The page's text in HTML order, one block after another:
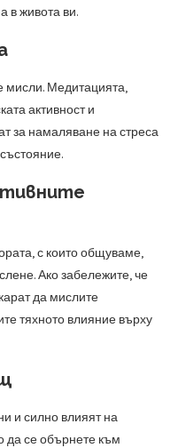
в живота ви.
мисли. Медитацията,
активност и
за намаляване на стреса
състояние.
с които общуваме,
Ако забележите, че
да мислите
тяхното влияние върху
и силно влияят на
да се обърнете към